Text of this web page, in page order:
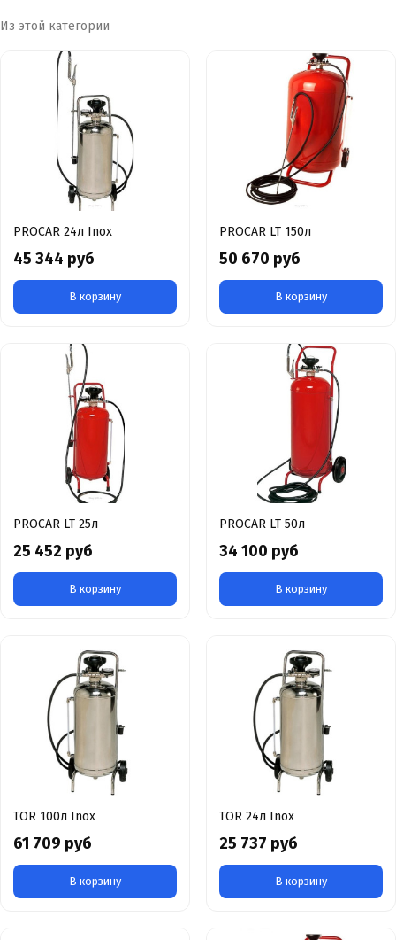
Из этой категории
PROCAR 24л Inox
45 344 руб
В корзину
PROCAR LT 150л
50 670 руб
В корзину
PROCAR LT 25л
25 452 руб
В корзину
PROCAR LT 50л
34 100 руб
В корзину
TOR 100л Inox
61 709 руб
В корзину
TOR 24л Inox
25 737 руб
В корзину